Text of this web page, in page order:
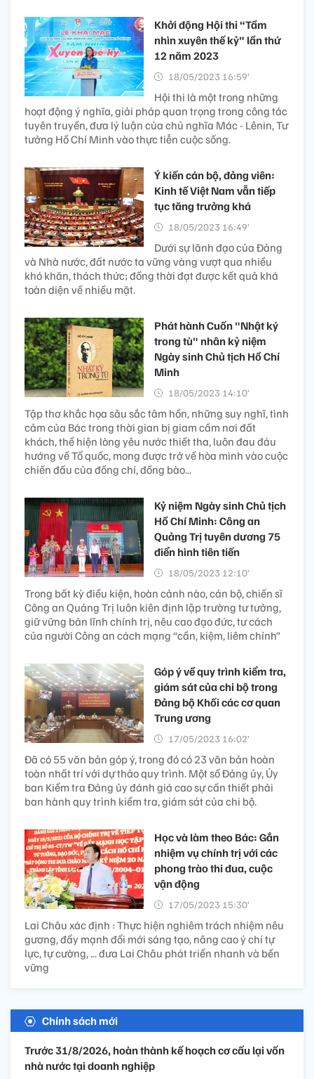
Khởi động Hội thi “Tầm
nhìn xuyên thế kỷ” lần thứ
12 năm 2023
18/05/2023 16:59’
Hội thi là một trong những
hoạt động ý nghĩa, giải pháp quan trọng trong công tác
tuyên truyền, đưa lý luận của chủ nghĩa Mác - Lênin, Tư
tưởng Hồ Chí Minh vào thực tiễn cuộc sống.
Ý kiến cán bộ, đảng viên:
Kinh tế Việt Nam vẫn tiếp
tục tăng trưởng khá
18/05/2023 16:49’
Dưới sự lãnh đạo của Đảng
và Nhà nước, đất nước ta vững vàng vượt qua nhiều
khó khăn, thách thức; đồng thời đạt được kết quả khá
toàn diện về nhiều mặt.
Phát hành Cuốn "Nhật ký
trong tù" nhân kỷ niệm
Ngày sinh Chủ tịch Hồ Chí
Minh
18/05/2023 14:10’
Tập thơ khắc họa sâu sắc tâm hồn, những suy nghĩ, tình
cảm của Bác trong thời gian bị giam cầm nơi đất
khách, thể hiện lòng yêu nước thiết tha, luôn đau đáu
hướng về Tổ quốc, mong được trở về hòa mình vào cuộc
chiến đấu của đồng chí, đồng bào...
Kỷ niệm Ngày sinh Chủ tịch
Hồ Chí Minh: Công an
Quảng Trị tuyên dương 75
điển hình tiên tiến
18/05/2023 12:10’
Trong bất kỳ điều kiện, hoàn cảnh nào, cán bộ, chiến sĩ
Công an Quảng Trị luôn kiên định lập trường tư tưởng,
giữ vững bản lĩnh chính trị, nêu cao đạo đức, tư cách
của người Công an cách mạng “cần, kiệm, liêm chính”
Góp ý về quy trình kiểm tra,
giám sát của chi bộ trong
Đảng bộ Khối các cơ quan
Trung ương
17/05/2023 16:02’
Đã có 55 văn bản góp ý, trong đó có 23 văn bản hoàn
toàn nhất trí với dự thảo quy trình. Một số Đảng ủy, Ủy
ban Kiểm tra Đảng ủy đánh giá cao sự cần thiết phải
ban hành quy trình kiểm tra, giám sát của chi bộ.
Học và làm theo Bác: Gắn
nhiệm vụ chính trị với các
phong trào thi đua, cuộc
vận động
17/05/2023 15:30’
Lai Châu xác định : Thực hiện nghiêm trách nhiệm nêu
gương, đẩy mạnh đổi mới sáng tạo, nâng cao ý chí tự
lực, tự cường, ... đưa Lai Châu phát triển nhanh và bền
vững
Chính sách mới
Trước 31/8/2026, hoàn thành kế hoạch cơ cấu lại vốn
nhà nước tại doanh nghiệp